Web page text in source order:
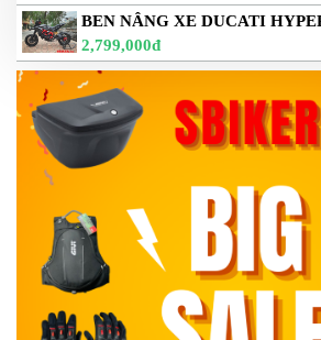
BEN NÂNG XE DUCATI
2,799,000đ